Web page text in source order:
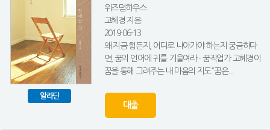
알라딘
위즈덤하우스
고혜경 지음
2019-06-13
왜 지금 힘든지, 어디로 나아가야 하는지 궁금하다
면, 꿈의 언어에 귀를 기울여라 - 꿈작업가 고혜경이
꿈을 통해 그려주는 내 마음의 지도“꿈은...
대출